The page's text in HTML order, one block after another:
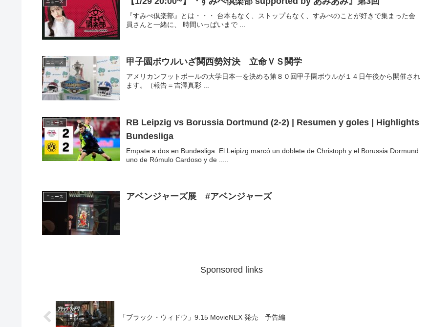
ニュース
『すみぺ倶楽部』とは・・・ 台本もなく、ストップもなく、すみぺのことが好きで集まった会
員さんと一緒に、 時間いっぱいまで ...
ニュース 甲子園ボウルいざ関西勢対決 立命ＶＳ関学
アメリカンフットボールの大学日本一を決める第８０回甲子園ボウルが１４日午後から開催され
ます。（報告＝吉澤真彩 ...
ニュース
RB Leipzig vs Borussia Dortmund (2-2) | Resumen y goles | Highlights
Bundesliga
Empate a dos en Bundesliga. El Leipizg marcó un doblete de Christoph y el Borussia Dormund
uno de Rómulo Cardoso y de .....
ニュース アベンジャーズ展 #アベンジャーズ
Sponsored links
「ブラック・ウィドウ」9.15 MovieNEX 発売 予告編